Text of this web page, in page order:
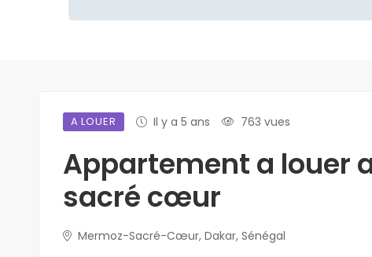
A LOUER Il y a 5 ans 763 vues
Appartement a louer
sacré cœur
Mermoz-Sacré-Cœur, Dakar, Sénégal